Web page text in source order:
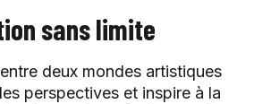
sans limite
deux mondes artistiques
perspectives et inspire à la